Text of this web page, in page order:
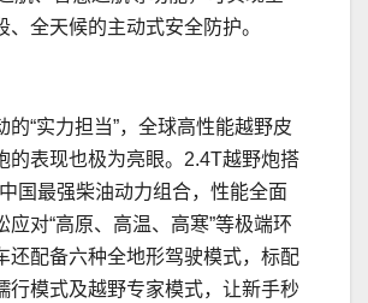
、全天候的主动式安全防护。
的“实力担当”，全球高性能越野皮
的表现也极为亮眼。2.4T越野炮搭
国最强柴油动力组合，性能全面
应对“高原、高温、高寒”等极端环
还配备六种全地形驾驶模式，标配
行模式及越野专家模式，让新手秒